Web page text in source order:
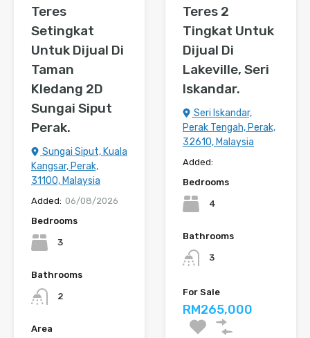
Teres
Setingkat
Untuk Dijual Di
Taman
Kledang 2D
Sungai Siput
Perak.
Sungai Siput, Kuala
Kangsar, Perak,
31100, Malaysia
Added: 06/08/2026
Bedrooms
3
Bathrooms
2
Area
Teres 2
Tingkat Untuk
Dijual Di
Lakeville, Seri
Iskandar.
Seri Iskandar,
Perak Tengah, Perak,
32610, Malaysia
Added:
Bedrooms
4
Bathrooms
3
For Sale
RM265,000